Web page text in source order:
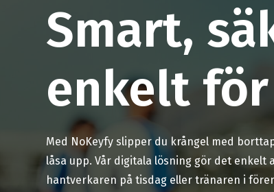
Smart,
enkelt
Med NoKeyfy slipper du krångel med
låsa upp. Vår digitala lösning gör det
hantverkaren på tisdag eller tränaren i